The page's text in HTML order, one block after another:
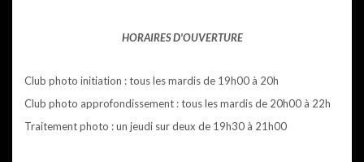
HORAIRES D'OUVERTURE
Club photo initiation : tous les mardis de 19h00 à 20h
Club photo approfondissement : tous les mardis de 20h00 à 22h
Traitement photo : un jeudi sur deux de 19h30 à 21h00